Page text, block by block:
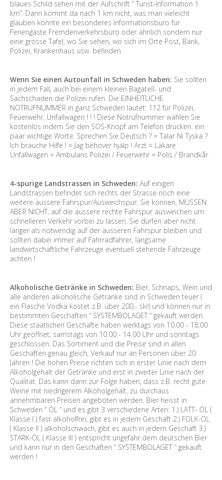
blaues Schild sehen mit der Aufschrift “ Turist-Information 1
km”. Dann kommt da nach 1 km nicht, was man vieleicht
glauben könnte ein besonderes Informationsbüro für
Feriengäste Fremdenverkehrsbüro oder ähnlich sondern nur
eine grosse Tafel, wo Sie sehen, wo sich im Orte Post, Bank,
Polizei, Krankenhaus usw. befinden.
Wenn Sie einen Autounfall in Schweden haben: Sie sollten
in jedem Fall, auch bei einem kleinen Bagatell- und
Sachschaden die Polizei rufen. Die EINHEITLICHE
NOTRUFNUMMER in ganz Schweden lautet: 112 für Polizei,
Feuerwehr, Unfallwagen ! ! ! Diese Notrufnummer wählen Sie
kostenlos indem Sie den SOS-Knopf am Telefon drücken. ein
paar wichtige Worte: Sprechen Sie Deutsch ? = Talar Ni Tyska ?
Ich brauche Hilfe ! = Jag behöver hjälp ! Arzt = Läkare
Unfallwagen = Ambulans Polizei / Feuerwehr = Polis / Brandkår
4-spurige Landstrassen in Schweden: Auf einigen
Landstrassen befindet sich rechts der Strasse noch eine
weitere äussere Fahrspur/Ausweichspur. Sie können, MÜSSEN
ABER NICHT, auf die äussere rechte Fahrspur ausweichen um
schnelleren Verkehr vorbei zu lassen. Sie dürfen aber nicht
länger als notwendig auf der äusseren Fahrspur bleiben und
sollten dabei immer auf Fahrradfahrer, langsame
landwirtschaftliche Fahrzeuge eventuell stehende Fahrzeuge
achten !
Alkoholische Getränke in Schweden: Bier, Schnaps, Wein und
alle anderen alkoholische Getränke sind in Schweden teuer (
ein Flasche Vodka kostet z.B. über 200,- skr) und können nur in
bestimmten Geschäften “ SYSTEMBOLAGET “ gekauft werden.
Diese staatlichen Geschäfte haben werktags von 10.00 - 18.00
Uhr geöffnet, samstags von 10.00 - 14.00 Uhr und sonntags
geschlossen. Das Sortiment und die Preise sind in allen
Geschäften genau gleich, Verkauf nur an Personen über 20
Jahren ! Die hohen Preise richten sich in erster Linie nach dem
Alkoholgehalt der Getränke und erst in zweiter Linie nach der
Qualität. Das kann dann zur Folge haben, dass z.B. recht gute
Weine mit niedrigerem Alkoholgehalt, zu durchaus
annehmbaren Preisen angeboten werden. Bier heisst in
Schweden “ ÖL “ und es gibt 3 verschiedene Arten: 1.) LÄTT- ÖL (
Klasse I ) fast alkoholfrei, gibt es in jedem Geschäft 2.) FOLK-ÖL
( Klasse II ) alkoholschwach, gibt es auch in jedem Geschäft 3.)
STARK-ÖL ( Klasse III ) entspricht ungefähr dem deutschen Bier
und kann nur in den Geschäften “ SYSTEMBOLAGET “ gekauft
werden !